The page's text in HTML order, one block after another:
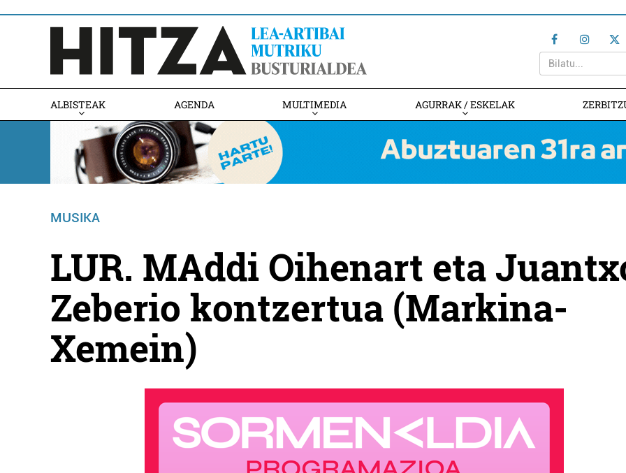
ALBISTEAK AGENDA MULTIMEDIA AGURRAK / ESKELAK
MUSIKA
LUR. MAddi Oihenart eta
Zeberio kontzertua (Markina-
Xemein)